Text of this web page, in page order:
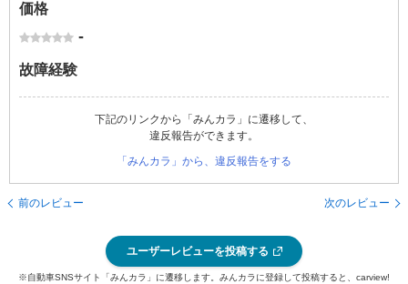
価格
-
故障経験
下記のリンクから「みんカラ」に遷移して、
違反報告ができます。
「みんカラ」から、違反報告をする
前のレビュー 次のレビュー
ユーザーレビューを投稿する
※自動車SNSサイト「みんカラ」に遷移します。みんカラに登録して投稿すると、carview!